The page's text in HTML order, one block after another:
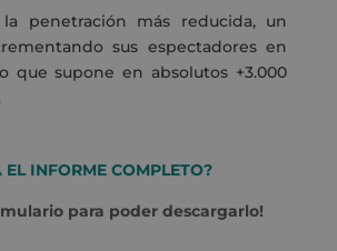
penetración más reducida, un
sus espectadores en
que supone en absolutos +3.000
EL INFORME COMPLETO?
para poder descargarlo!